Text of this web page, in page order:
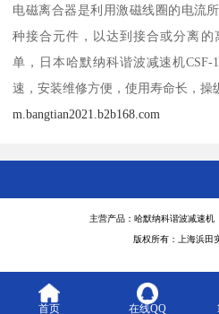
电磁离合器是利用激磁线圈的电流
种接合元件，以达到接合或分离
单，日本哈默纳科谐波减速机CSF-
速，安装维修方便，使用寿命长，操
m.bangtian2021.b2b168.com
主营产品：哈默纳科谐波减速
版权所有：上海浜田
首页 在线QQ